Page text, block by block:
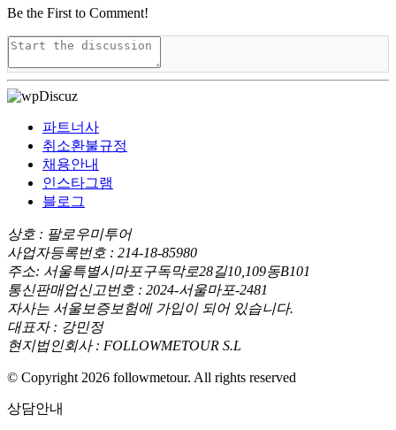
Be the First to Comment!
파트너사
취소환불규정
채용안내
인스타그램
블로그
상호 : 팔로우미투어
사업자등록번호 : 214-18-85980
주소: 서울특별시마포구독막로28길10,109동B101
통신판매업신고번호 : 2024-서울마포-2481
자사는 서울보증보험에 가입이 되어 있습니다.
대표자 : 강민정
현지법인회사 : FOLLOWMETOUR S.L
© Copyright 2026 followmetour. All rights reserved
상담안내